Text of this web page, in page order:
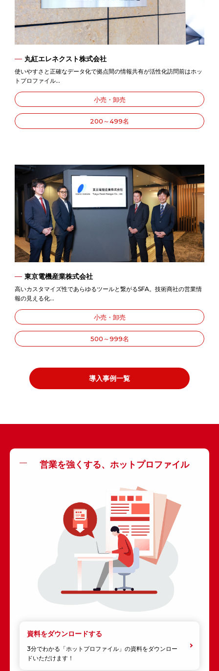
丸紅エレネクスト株式会社
使いやすさと正確なデータ化で拠点間の情報共有が活性化訪問前はホッ
トプロファイル...
小売・卸売
200～499名
東京電機産業株式会社
高いカスタマイズ性であらゆるツールと繋がるSFA。技術商社の営業情
報の見える化...
小売・卸売
500～999名
導入事例一覧
営業を強くする、ホットプロファイル
資料をダウンロードする
3分でわかる「ホットプロファイル」の資料をダウンロー
ドいただけます！